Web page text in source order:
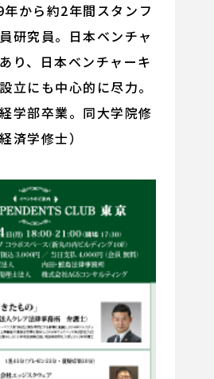
から約2年間スタンフ
研究員。日本ベンチャ
り、日本ベンチャーキ
立にも中心的に尽力。
学部卒業。同大学院修
済学修士）